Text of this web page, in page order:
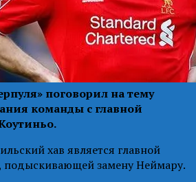
поговорил на тему
команды с главной
хав является главной
подыскивающей замену Неймару.